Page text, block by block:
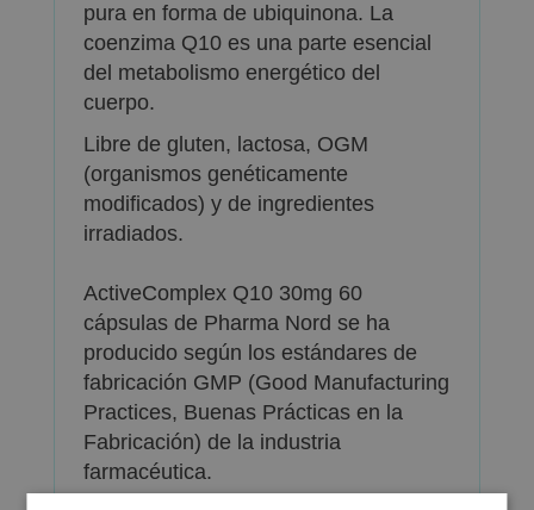
pura en forma de ubiquinona. La
coenzima Q10 es una parte esencial
del metabolismo energético del
cuerpo.
Libre de gluten, lactosa, OGM
(organismos genéticamente
modificados) y de ingredientes
irradiados.
ActiveComplex Q10 30mg 60
cápsulas de Pharma Nord se ha
producido según los estándares de
fabricación GMP (Good Manufacturing
Practices, Buenas Prácticas en la
Fabricación) de la industria
farmacéutica.